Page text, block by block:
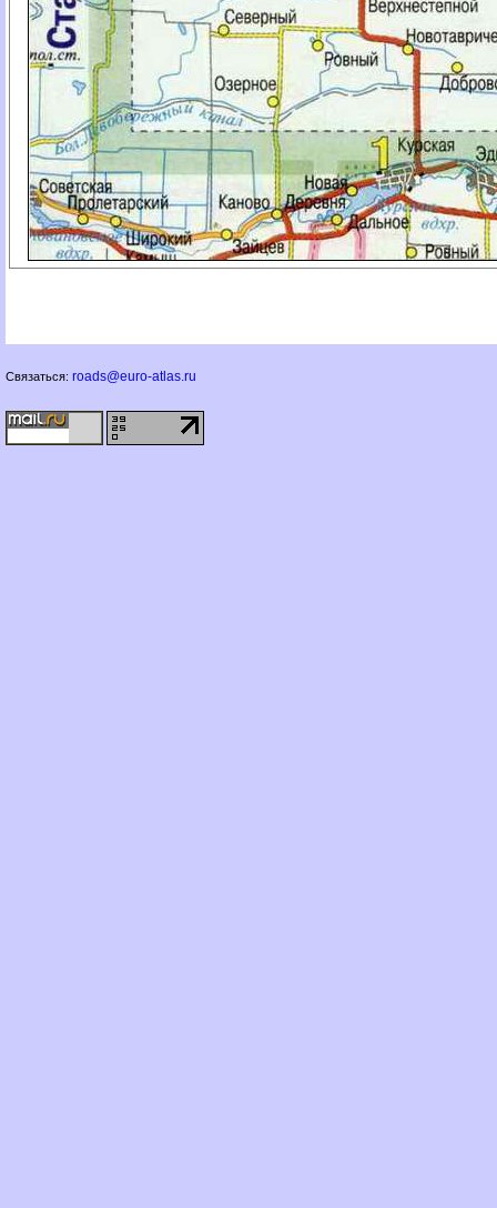
Связаться: roads@euro-atlas.ru